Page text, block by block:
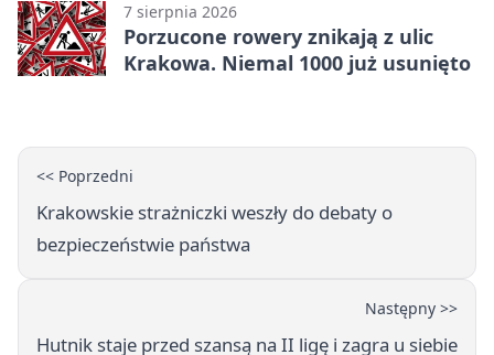
7 sierpnia 2026
Porzucone rowery znikają z ulic
Krakowa. Niemal 1000 już usunięto
<< Poprzedni
Krakowskie strażniczki weszły do debaty o
bezpieczeństwie państwa
Następny >>
Hutnik staje przed szansą na II ligę i zagra u siebie